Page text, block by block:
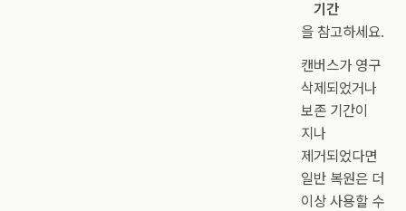
기간
을 참고하세요.
캔버스가 영구
삭제되었거나
보존 기간이
지나
제거되었다면
일반 복원은 더
이상 사용할 수